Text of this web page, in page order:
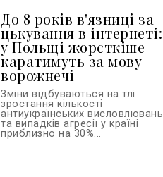
До 8 років в'язниці за
цькування в інтернеті:
у Польщі жорсткіше
каратимуть за мову
ворожнечі
Зміни відбуваються на тлі
зростання кількості
антиукраїнських висловлювань
та випадків агресії у країні
приблизно на 30%...